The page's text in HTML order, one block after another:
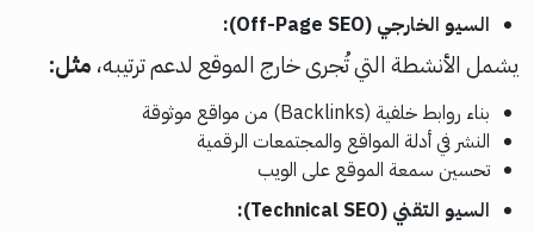
السيو الخارجي (Off-Page SEO):
يشمل الأنشطة التي تُجرى خارج الموقع لدعم ترتيبه، مثل:
بناء روابط خلفية (Backlinks) من مواقع موثوقة
النشر في أدلة المواقع والمجتمعات الرقمية
تحسين سمعة الموقع على الويب
السيو التقني (Technical SEO):